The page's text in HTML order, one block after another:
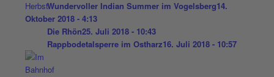
Wundervoller Indian Summer im Vogelsberg14.
Oktober 2018 - 4:13
Die Rhön25. Juli 2018 - 10:43
Rappbodetalsperre im Ostharz16. Juli 2018 - 10:57